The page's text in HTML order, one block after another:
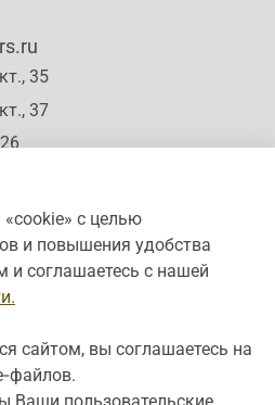
35
37
с целью
и повышения удобства
и соглашаетесь с нашей
сайтом, вы соглашаетесь на